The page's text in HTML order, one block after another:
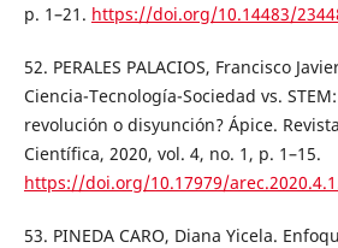
p. 1–21. https://doi.org/10.14483/
52. PERALES PALACIOS, Francisco
Ciencia-Tecnología-Sociedad vs.
revolución o disyunción? Ápice.
Científica, 2020, vol. 4, no. 1, p. 1–15.
https://doi.org/10.17979/
53. PINEDA CARO, Diana Yicela.